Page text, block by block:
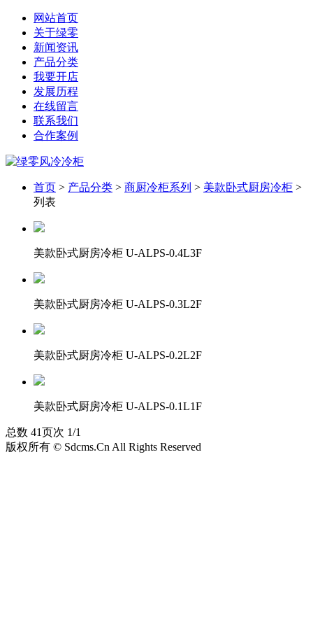
网站首页
关于绿零
新闻资讯
产品分类
我要开店
发展历程
在线留言
联系我们
合作案例
首页 > 产品分类 > 商厨冷柜系列 > 美款卧式厨房冷柜 >
列表
美款卧式厨房冷柜 U-ALPS-0.4L3F
美款卧式厨房冷柜 U-ALPS-0.3L2F
美款卧式厨房冷柜 U-ALPS-0.2L2F
美款卧式厨房冷柜 U-ALPS-0.1L1F
总数 41页次 1/1
版权所有 © Sdcms.Cn All Rights Reserved